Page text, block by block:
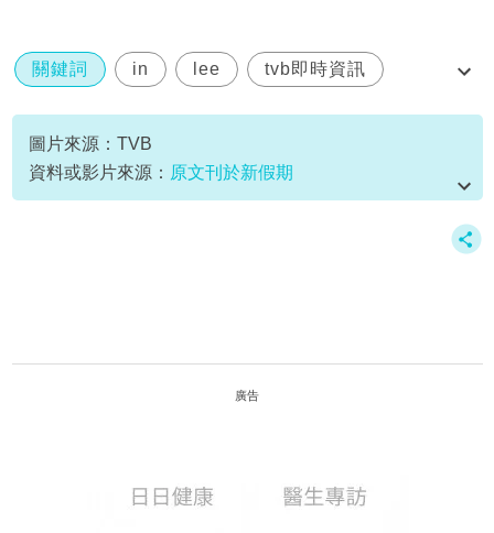
關鍵詞 in lee tvb即時資訊
直播靈接觸
圖片來源：TVB
資料或影片來源： 原文刊於新假期
廣告